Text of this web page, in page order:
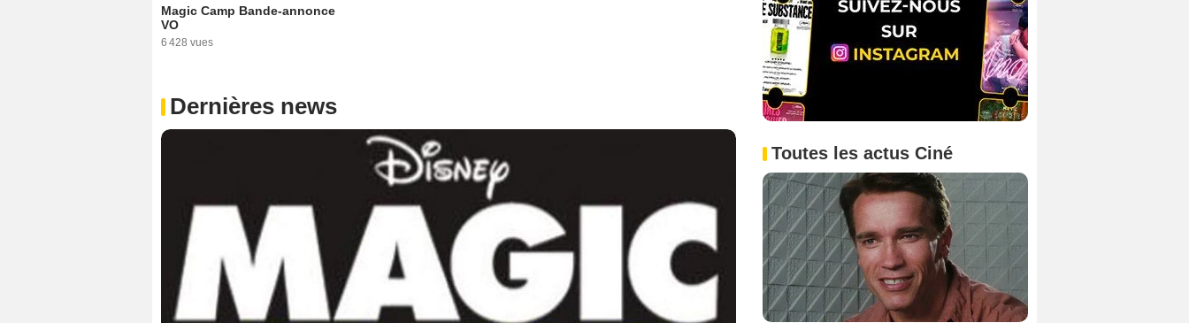
Magic Camp Bande-annonce
VO
6 428 vues
Dernières news
Toutes les actus Ciné